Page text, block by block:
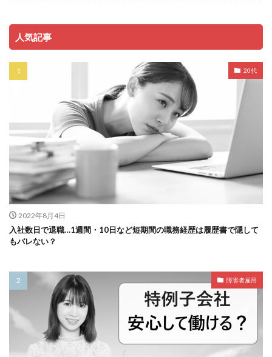
人気記事
20代
2022年8月4日
入社数日で退職…1週間・10日など短期間の職務経歴は履歴書で隠して
もバレない？
障害者雇用